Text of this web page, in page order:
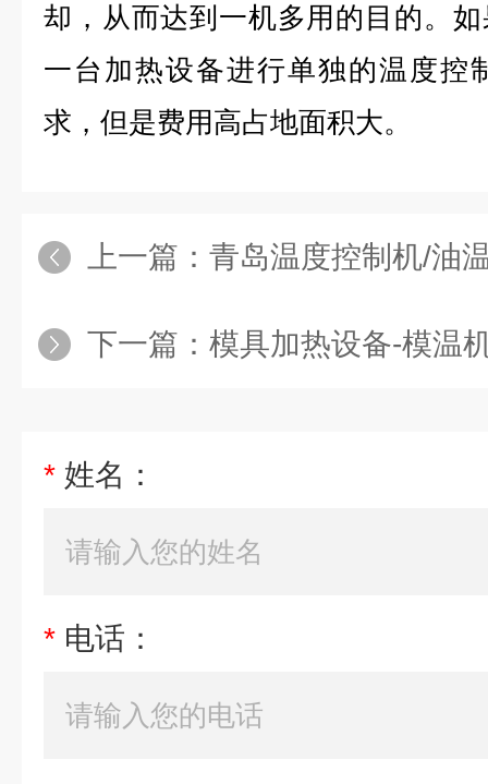
却，从而达到一机多用的目的。
一台加热设备进行单独的温度控
求，但是费用高占地面积大。
上一篇： 青岛温度控制机/油温
下一篇： 模具加热设备-模温
* 姓名：
* 电话：